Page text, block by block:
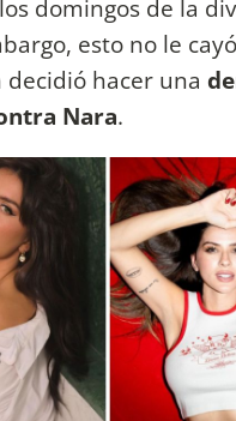
domingos de la
esto no le
hacer una
Nara.